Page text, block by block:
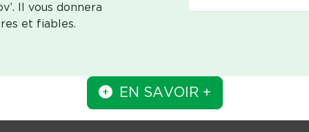
Il vous donnera
et fiables.
EN SAVOIR +